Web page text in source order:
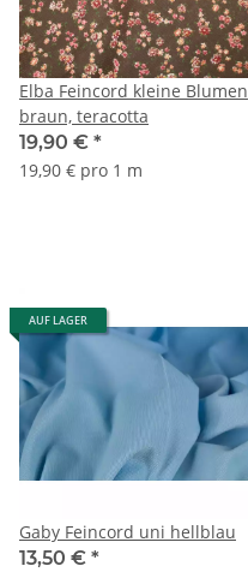
Elba Feincord kleine Blumen
braun, teracotta
19,90 € *
19,90 € pro 1 m
AUF LAGER
Gaby Feincord uni hellblau
13,50 € *